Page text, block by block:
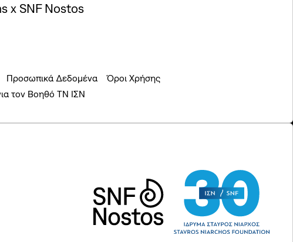
x SNF Nostos
Προσωπικά Δεδομένα
Όροι Χρήσης
τον Βοηθό ΤΝ ΙΣΝ